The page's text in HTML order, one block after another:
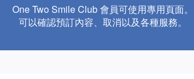
One Two Smile Club 會員可使用專用頁面。
可以確認預訂內容、取消以及各種服務。